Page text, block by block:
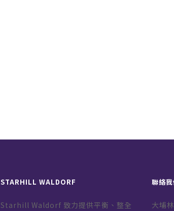
STARHILL WALDORF
Starhill Waldorf 致力提供平衡、整全
聯絡我
大埔